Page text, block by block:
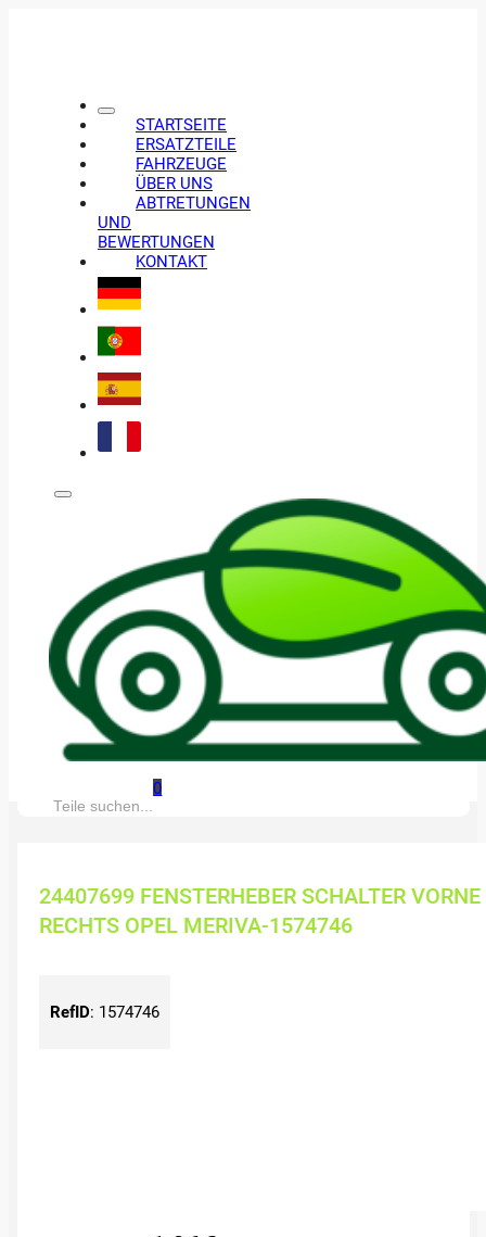
STARTSEITE
ERSATZTEILE
FAHRZEUGE
ÜBER UNS
ABTRETUNGEN
UND
BEWERTUNGEN
KONTAKT
0
Suche:
24407699 FENSTERHEBER SCHALTER VORNE
RECHTS OPEL MERIVA-1574746
RefID: 1574746